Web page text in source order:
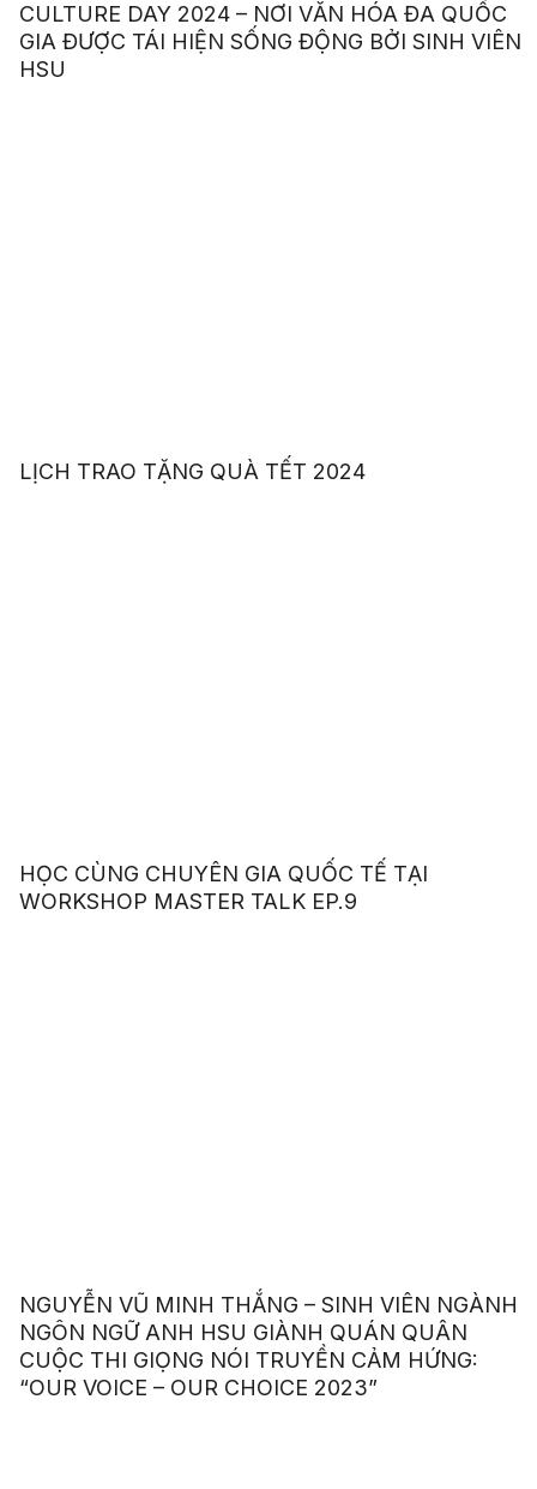
CULTURE DAY 2024 – NƠI VĂN HÓA ĐA QUỐC
GIA ĐƯỢC TÁI HIỆN SỐNG ĐỘNG BỞI SINH VIÊN
HSU
LỊCH TRAO TẶNG QUÀ TẾT 2024
HỌC CÙNG CHUYÊN GIA QUỐC TẾ TẠI
WORKSHOP MASTER TALK EP.9
NGUYỄN VŨ MINH THẮNG – SINH VIÊN NGÀNH
NGÔN NGỮ ANH HSU GIÀNH QUÁN QUÂN
CUỘC THI GIỌNG NÓI TRUYỀN CẢM HỨNG:
“OUR VOICE – OUR CHOICE 2023”